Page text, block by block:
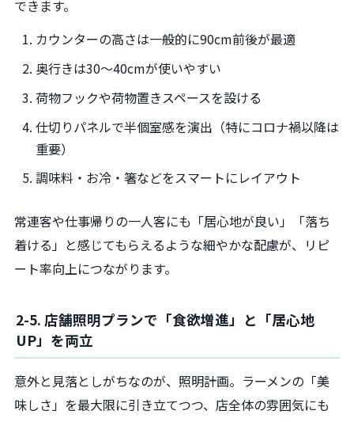
できます。
カウンターの高さは一般的に90cm前後が最適
奥行きは30～40cmが使いやすい
荷物フックや荷物置きスペースを設ける
仕切りパネルで半個室感を演出（特にコロナ禍以降は
重要）
調味料・お冷・箸などをスマートにレイアウト
常連客や仕事帰りの一人客にも「居心地が良い」「落ち
着ける」と感じてもらえるような細やかな配慮が、リピ
ート率向上につながります。
2-5. 店舗照明プランで「食欲増進」と「居心地
UP」を両立
意外と見落としがちなのが、照明計画。ラーメンの「美
味しさ」を最大限に引き立てつつ、店全体の雰囲気にも